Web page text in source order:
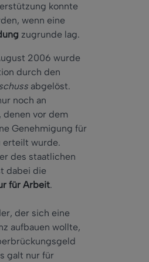
konnte
wenn eine
zugrunde lag.
2006 wurde
durch den
abgelöst.
noch an
denen vor dem
Genehmigung für
erteilt wurde.
des staatlichen
dabei die
für Arbeit.
der sich eine
aufbauen wollte,
galt nur für